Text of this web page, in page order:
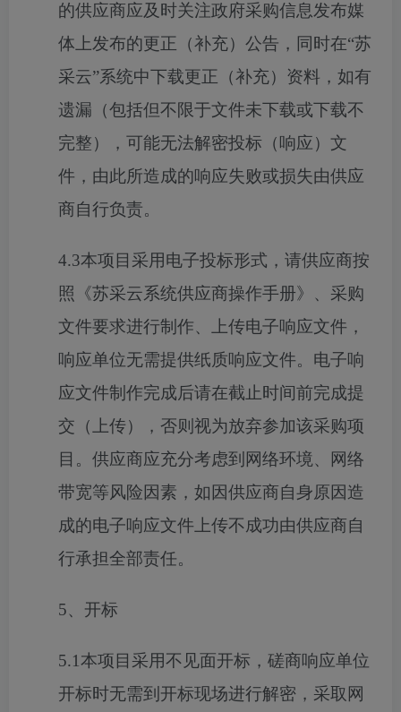
的供应商应及时关注政府采购信息发布媒
体上发布的更正（补充）公告，同时在“苏
采云”系统中下载更正（补充）资料，如有
遗漏（包括但不限于文件未下载或下载不
完整），可能无法解密投标（响应）文
件，由此所造成的响应失败或损失由供应
商自行负责。
4.3本项目采用电子投标形式，请供应商按
照《苏采云系统供应商操作手册》、采购
文件要求进行制作、上传电子响应文件，
响应单位无需提供纸质响应文件。电子响
应文件制作完成后请在截止时间前完成提
交（上传），否则视为放弃参加该采购项
目。供应商应充分考虑到网络环境、网络
带宽等风险因素，如因供应商自身原因造
成的电子响应文件上传不成功由供应商自
行承担全部责任。
5、开标
5.1本项目采用不见面开标， 磋商响应单位
开标时无需到开标现场进行解密，采取网